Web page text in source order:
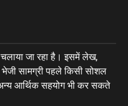
चलाया जा रहा है। इसमें लेख,
सामग्री पहले किसी सोशल
अन्य आर्थिक सहयोग भी कर सकते